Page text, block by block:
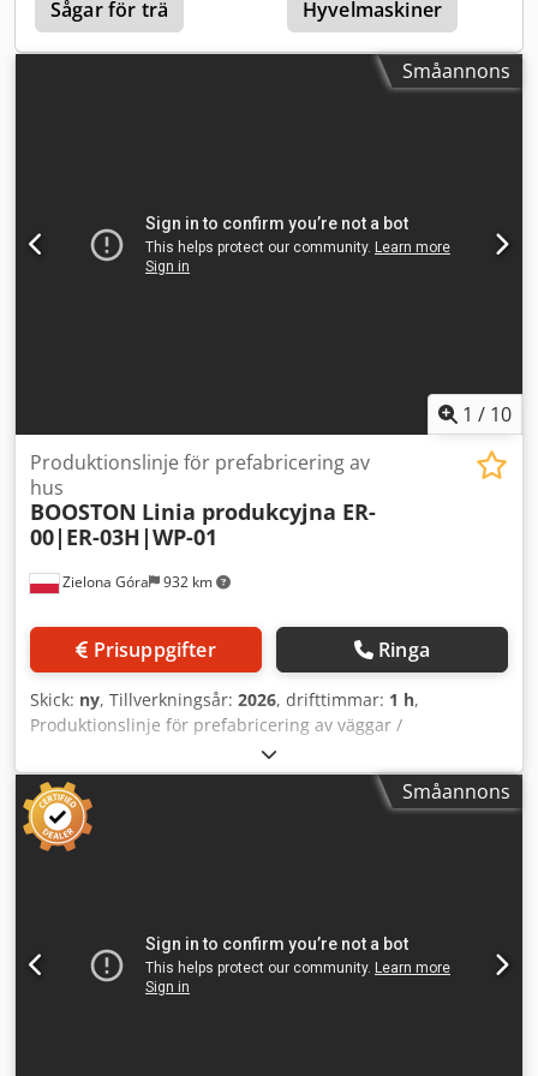
nivåer • Pressområde: 1400 x 2800 mm Ytterligare
pressen) • Bürkle borttagningsanordning (för pressen) •
Panelställ • Tillverkare: Robering • Modell: Dexion P90 Plus
1998 • Tekniska specifikationer: • Kapacitet: 1,5 m³ • Igelkott
buffert • Tekniska specifikationer:: • Solid stålkonstruktion •
Cirka 200 individuella fack • KRAFT lagrings- och
bearbetningslinjen ◦ tvärgående kedjetransportör ◦
rullbana • bandsågsslipmaskin – ALIX AF 518 • damm- och
spånutsugningssystem – VENTIL VENETA modell PF/JET,
Sågar för trä Hyvelmaskiner
Småannons
1 / 10
Zielona Góra 932 km
Produktionslinje för prefabricering av
hus
BOOSTON Linia produkcyjna ER-
00|ER-03H|WP-01
Prisuppgifter Ringa
Skick: ny, Tillverkningsår: 2026, drifttimmar: 1 h,
Produktionslinje för prefabricering av väggar /
bjälklagspaneler / takpaneler i träkonstruktion - BOOSTON
MACHINERY – Erbjudandet gäller en produktionslinje med
en längd av 9 m (andra längder tillgängliga från 3 m till 15
m). Vi är tillverkare – vi erbjuder kompletta
produktionslinjer / enheter / fjärilsbord / rotationsbord /
möjliggör hela produktionsprocessen: från montering av
trästommen, skivklädning, rotation av prefabricat till
transport av färdiga element. Produktionslinjens
Småannons